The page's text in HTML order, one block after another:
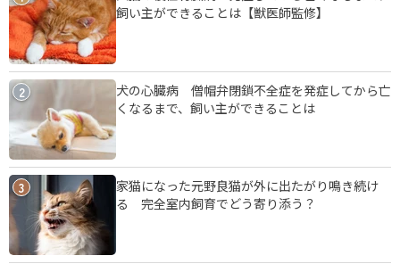
飼い主ができることは【獣医師監修】
2
犬の心臓病 僧帽弁閉鎖不全症を発症してから亡
くなるまで、飼い主ができることは
3
家猫になった元野良猫が外に出たがり鳴き続け
る 完全室内飼育でどう寄り添う？